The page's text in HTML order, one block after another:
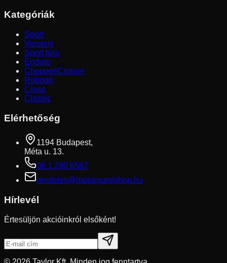
Kategóriák
Sport
Verseny
Sport túra
Enduro
Chopper/Cruiser
Robogó
Cross
Classic
Elérhetőség
1194 Budapest,
Méta u. 13.
06 1 280 6567
rendeles@motorgumishop.hu
Hírlevél
Értesüljön akcióinkról elsőként!